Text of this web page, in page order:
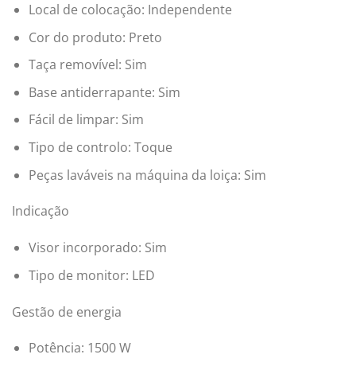
Local de colocação: Independente
Cor do produto: Preto
Taça removível: Sim
Base antiderrapante: Sim
Fácil de limpar: Sim
Tipo de controlo: Toque
Peças laváveis na máquina da loiça: Sim
Indicação
Visor incorporado: Sim
Tipo de monitor: LED
Gestão de energia
Potência: 1500 W